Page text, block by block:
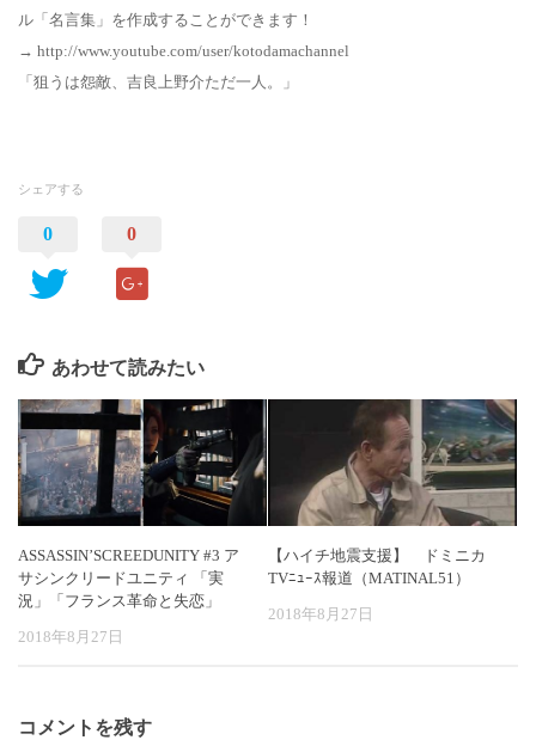
ル「名言集」を作成することができます！
→ http://www.youtube.com/user/kotodamachannel
「狙うは怨敵、吉良上野介ただ一人。」
シェアする
0 0
あわせて読みたい
ASSASSIN’SCREEDUNITY #3 ア
サシンクリードユニティ 「実
況」「フランス革命と失恋」
2018年8月27日
【ハイチ地震支援】 ドミニカ
TVﾆｭｰｽ報道（MATINAL51）
2018年8月27日
コメントを残す